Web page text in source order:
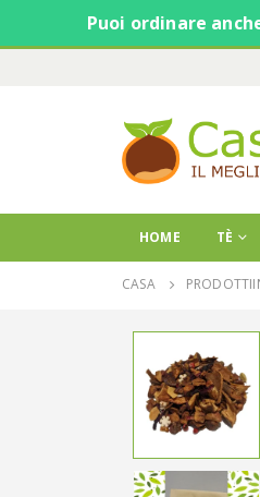
Puoi ordinare
HOME TÈ
CASA PRODOTTI